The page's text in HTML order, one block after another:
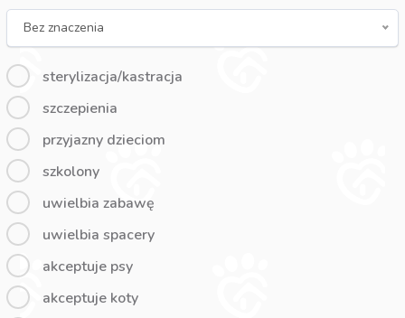
Bez znaczenia
sterylizacja/kastracja
szczepienia
przyjazny dzieciom
szkolony
uwielbia zabawę
uwielbia spacery
akceptuje psy
akceptuje koty